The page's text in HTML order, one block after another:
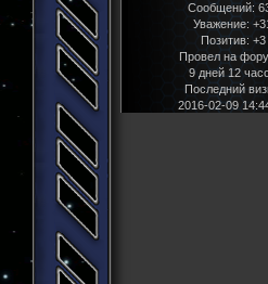
Сообщений:
Уважение:
Позитив: +3
Провел на
9 дней 12
Последний
2016-02-09